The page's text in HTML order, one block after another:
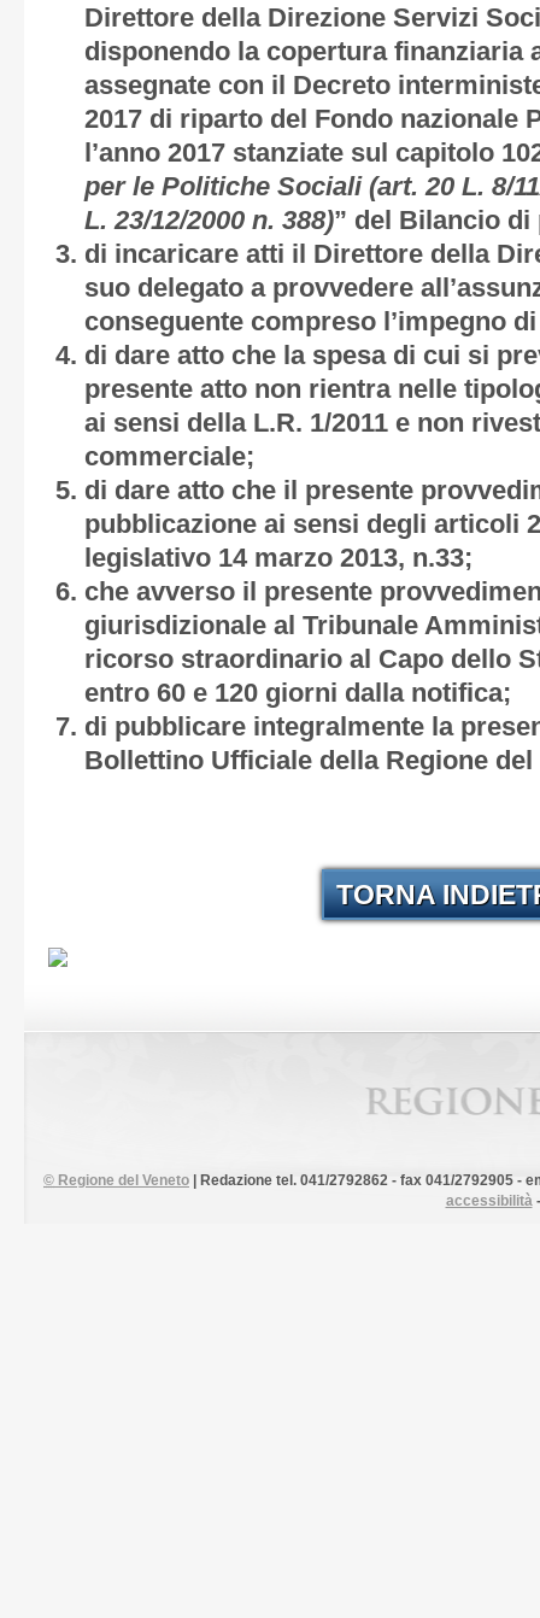
Direttore della Direzione Servizi
disponendo la copertura finanziaria
assegnate con il Decreto
2017 di riparto del Fondo nazionale
l’anno 2017 stanziate sul capitolo
per le Politiche Sociali (art. 20 L. 8/
L. 23/12/2000 n. 388)” del Bilancio di
di incaricare atti il Direttore della
suo delegato a provvedere
conseguente compreso l’impegno
di dare atto che la spesa di cui si
presente atto non rientra nelle
ai sensi della L.R. 1/2011 e non
commerciale;
di dare atto che il presente
pubblicazione ai sensi degli articoli
legislativo 14 marzo 2013, n.33;
che avverso il presente
giurisdizionale al Tribunale
ricorso straordinario al Capo dello
entro 60 e 120 giorni dalla notifica;
di pubblicare integralmente la
Bollettino Ufficiale della Regione del
TORNA
© Regione del Veneto
| Redazione tel. 041/2792862 - fax 041/2792905 -
accessibilità